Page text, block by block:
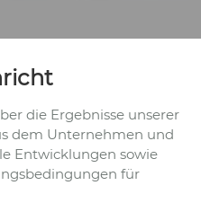
die Ergebnisse unserer
dem Unternehmen und
Entwicklungen sowie
für